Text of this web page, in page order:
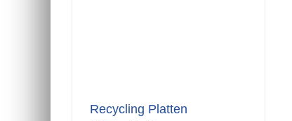
Recycling Platten